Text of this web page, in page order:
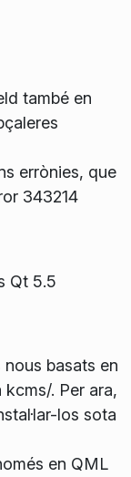
també en
errònies, que
343214
Qt 5.5
basats en
. Per ara,
los sota
en QML